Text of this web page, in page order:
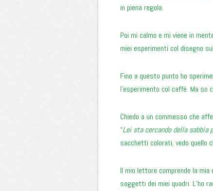
in piena regola.
Poi mi calmo e mi viene in
miei esperimenti col disegno
Fino a questo punto ho
l’esperimento col caffè. Ma so
Chiedo a un commesso che
“Lei sta cercando della sabbia
sacchetti colorati, vedo quello
Il mio lettore comprende la
soggetti dei miei quadri. L’ho